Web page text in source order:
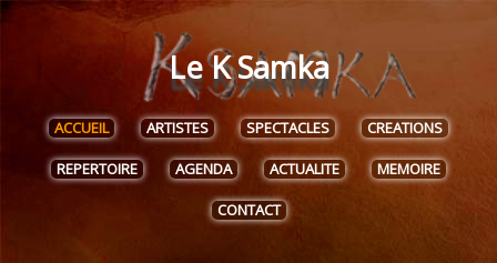
Le K Samka
ACCUEIL ARTISTES SPECTACLES CREATIONS
REPERTOIRE AGENDA ACTUALITE MEMOIRE
CONTACT